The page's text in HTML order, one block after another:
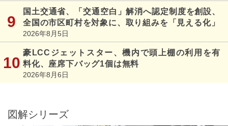
国土交通省、「交通空白」解消へ認定制度を創設、
全国の市区町村を対象に、取り組みを「見える化」
2026年8月5日
豪LCCジェットスター、機内で頭上棚の利用を有
料化、座席下バッグ1個は無料
2026年8月6日
図解シリーズ